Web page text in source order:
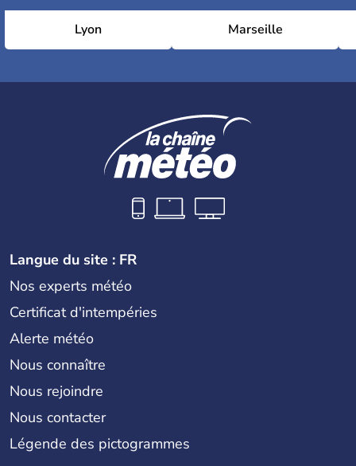
Lyon Marseille
Langue du site : FR
Nos experts météo
Certificat d'intempéries
Alerte météo
Nous connaître
Nous rejoindre
Nous contacter
Légende des pictogrammes